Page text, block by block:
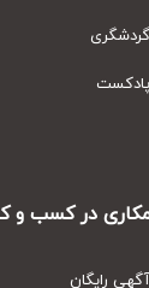
در کسب و کار
رایگان